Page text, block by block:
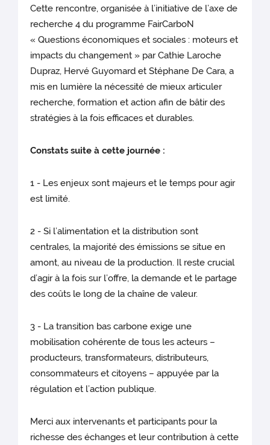
Cette rencontre, organisée à l’initiative de l’axe de
recherche 4 du programme FairCarboN
« Questions économiques et sociales : moteurs et
impacts du changement » par Cathie Laroche
Dupraz, Hervé Guyomard et Stéphane De Cara, a
mis en lumière la nécessité de mieux articuler
recherche, formation et action afin de bâtir des
stratégies à la fois efficaces et durables.
Constats suite à cette journée :
1️ - Les enjeux sont majeurs et le temps pour agir
est limité.
2️ - Si l’alimentation et la distribution sont
centrales, la majorité des émissions se situe en
amont, au niveau de la production. Il reste crucial
d’agir à la fois sur l’offre, la demande et le partage
des coûts le long de la chaîne de valeur.
3️ - La transition bas carbone exige une
mobilisation cohérente de tous les acteurs –
producteurs, transformateurs, distributeurs,
consommateurs et citoyens – appuyée par la
régulation et l’action publique.
Merci aux intervenants et participants pour la
richesse des échanges et leur contribution à cette